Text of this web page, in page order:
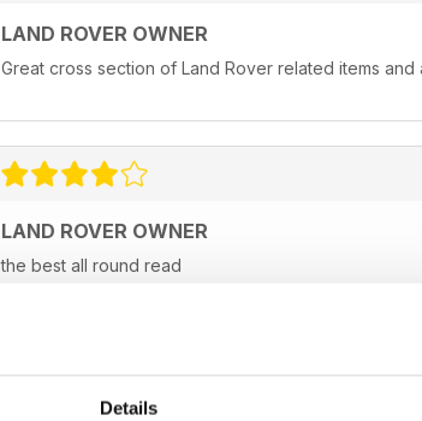
Details
LAND ROVER OWNER
Great cross section of Land Rover related items and
LAND ROVER OWNER
the best all round read